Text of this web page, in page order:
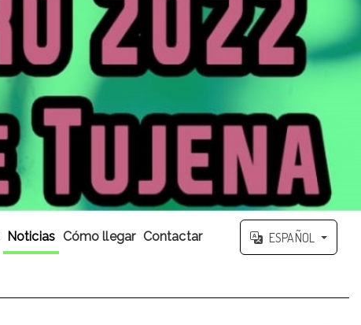
Noticias Cómo llegar Contactar ESPAÑOL